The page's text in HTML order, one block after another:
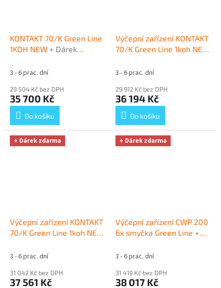
KONTAKT 70/K Green Line
1KOH NEW + Dárek
3 - 6 prac. dní
29 504 Kč bez DPH
35 700 Kč
Do košíku
Výčepní zařízení KONTAKT
70/K Green Line 1koh NEW
Dárek zdarma
3 - 6 prac. dní
29 912 Kč bez DPH
36 194 Kč
Do košíku
+ Dárek zdarma
Výčepní zařízení KONTAKT
70/K Green Line 1koh NEW
Dárek zdarma
3 - 6 prac. dní
31 042 Kč bez DPH
37 561 Kč
+ Dárek zdarma
Výčepní zařízení CWP 200
6x smyčka Green Line +
3 - 6 prac. dní
31 419 Kč bez DPH
38 017 Kč